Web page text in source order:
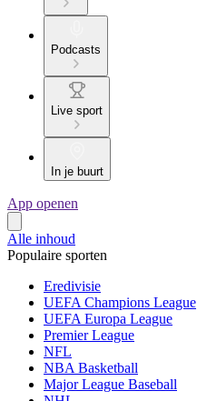
Podcasts
Live sport
In je buurt
App openen
Alle inhoud
Populaire sporten
Eredivisie
UEFA Champions League
UEFA Europa League
Premier League
NFL
NBA Basketball
Major League Baseball